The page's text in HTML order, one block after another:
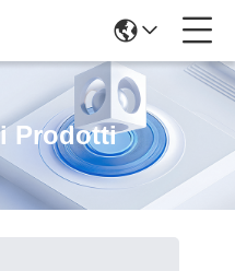
Prodotti